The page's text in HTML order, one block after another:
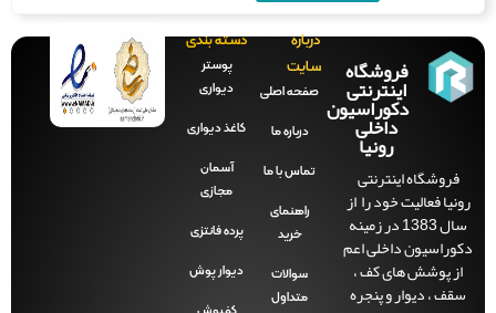
فروشگاه
اینترنتی
دکوراسیون
داخلی
رونیا
فروشگاه اینترنتی
فعالیت خود را از
سال 1383 در زمینه
داخلی اعم
پوشش های کف ،
، دیوار و پنجره
درباره
سایت
صفحه‌ اصلی
درباره ما
تماس با ما
راهنمای
سوالات
متداول
دسته بندی
کاغذ دیواری
آسمان
پرده فانتزی
دیوار پوش